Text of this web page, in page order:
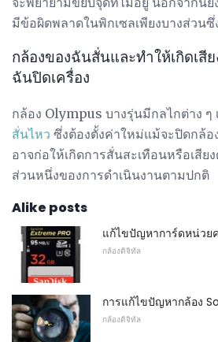
มีข้อผิดพลาดในพิกเซลเพียงบางส่วน
กล้องของฉันสั่นและทำให้เกิดเสี
ฉันปิดเครื่อง
กล้อง Olympus บางรุ่นมีกลไกต่าง ๆ
สั่นไหว ซึ่งต้องตั้งค่าใหม่แม้จะปิดกล้อ
อาจก่อให้เกิดการสั่นสะเทือนหรือเสีย
ส่วนหนึ่งของการดำเนินงานตามปกติ
Alike posts
แก้ไขปัญหาการ์ดหน่วย
กล้องดิจิทัล
การแก้ไขปัญหากล้อง
กล้องดิจิทัล